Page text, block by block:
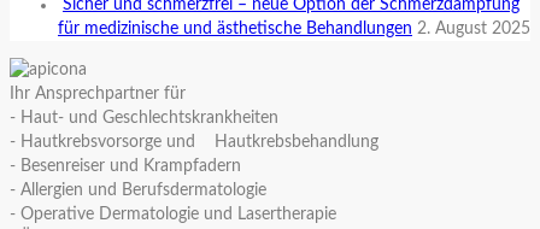
Sicher und schmerzfrei – neue Option der Schmerzdämpfung
für medizinische und ästhetische Behandlungen 2. August 2025
Ihr Ansprechpartner für
- Haut- und Geschlechtskrankheiten
- Hautkrebsvorsorge und Hautkrebsbehandlung
- Besenreiser und Krampfadern
- Allergien und Berufsdermatologie
- Operative Dermatologie und Lasertherapie